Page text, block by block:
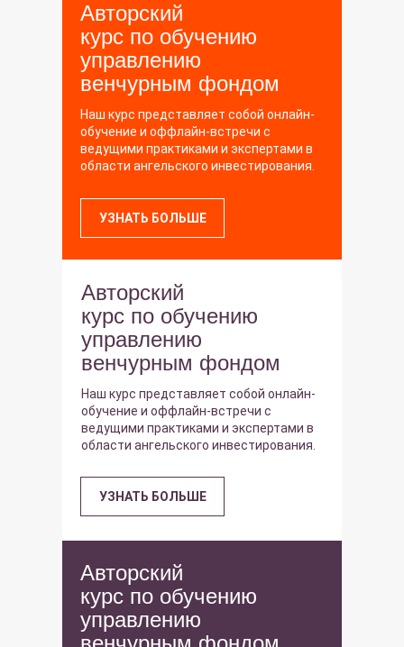
УЗНАТЬ БОЛЬШЕ
Наш курс представляет собой онлайн-
обучение и оффлайн-встречи с
ведущими практиками и экспертами в
области ангельского инвестирования.
Авторский
курс по обучению
управлению
венчурным фондом
УЗНАТЬ БОЛЬШЕ
Наш курс представляет собой онлайн-
обучение и оффлайн-встречи с
ведущими практиками и экспертами в
области ангельского инвестирования.
Авторский
курс по обучению
управлению
венчурным фондом
Авторский
курс по обучению
управлению